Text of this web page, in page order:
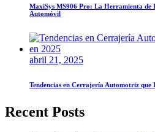
MaxiSys MS906 Pro: La Herramienta de
Automóvil
abril 21, 2025
Tendencias en Cerrajería Automotriz que
Recent Posts